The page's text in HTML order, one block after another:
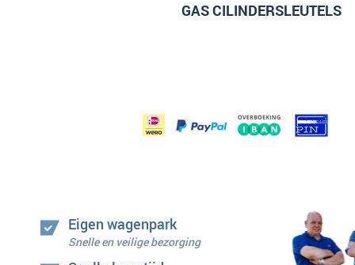
GAS CILINDERSLEUTELS
Eigen wagenpark
Snelle en veilige bezorging